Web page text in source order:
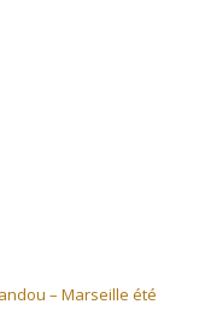
– Marseille été